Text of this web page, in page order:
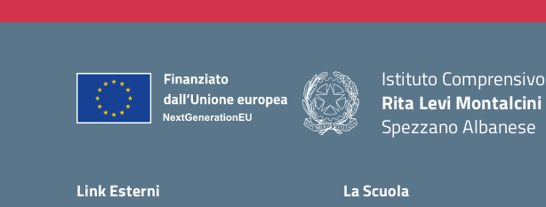
Istituto Comprensivo
Rita Levi Montalcini
Spezzano Albanese
Link Esterni La Scuola